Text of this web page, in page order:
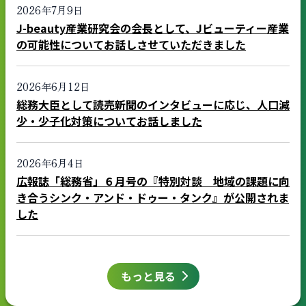
2026年7月9日
J-beauty産業研究会の会長として、Jビューティー産業
の可能性についてお話しさせていただきました
2026年6月12日
総務大臣として読売新聞のインタビューに応じ、人口減
少・少子化対策についてお話しました
2026年6月4日
広報誌「総務省」６月号の『特別対談 地域の課題に向
き合うシンク・アンド・ドゥー・タンク』が公開されま
した
もっと見る